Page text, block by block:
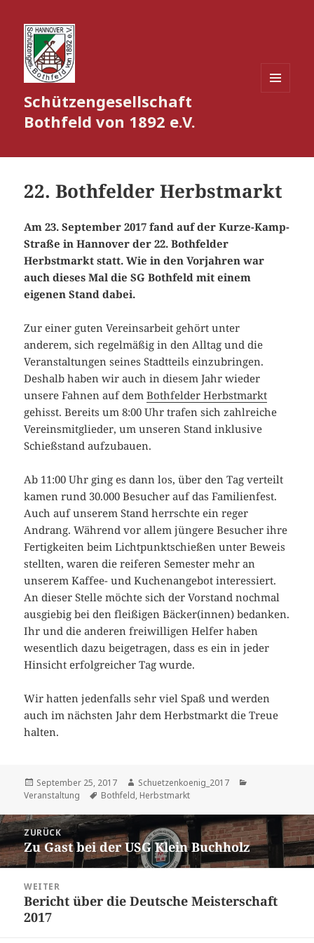
Schützengesellschaft
Bothfeld von 1892 e.V.
22. Bothfelder Herbstmarkt
Am 23. September 2017 fand auf der Kurze-Kamp-
Straße in Hannover der 22. Bothfelder
Herbstmarkt statt. Wie in den Vorjahren war
auch dieses Mal die SG Bothfeld mit einem
eigenen Stand dabei.
Zur einer guten Vereinsarbeit gehört unter
anderem, sich regelmäßig in den Alltag und die
Veranstaltungen seines Stadtteils einzubringen.
Deshalb haben wir auch in diesem Jahr wieder
unsere Fahnen auf demBothfelder Herbstmarkt
gehisst. Bereits um 8:00 Uhr trafen sich zahlreiche
Vereinsmitglieder, um unseren Stand inklusive
Schießstand aufzubauen.
Ab 11:00 Uhr ging es dann los, über den Tag verteilt
kamen rund 30.000 Besucher auf das Familienfest.
Auch auf unserem Stand herrschte ein reger
Andrang. Während vor allem jüngere Besucher ihre
Fertigkeiten beim Lichtpunktschießen unter Beweis
stellten, waren die reiferen Semester mehr an
unserem Kaffee- und Kuchenangebot interessiert.
An dieser Stelle möchte sich der Vorstand nochmal
ausgiebig bei den fleißigen Bäcker(innen) bedanken.
Ihr und die anderen freiwilligen Helfer haben
wesentlich dazu beigetragen, dass es ein in jeder
Hinsicht erfolgreicher Tag wurde.
Wir hatten jedenfalls sehr viel Spaß und werden
auch im nächsten Jahr dem Herbstmarkt die Treue
halten.
Veröffentlicht
am
September 25, 2017 Autor
Schuetzenkoenig_2017
Veranstaltung
Schlagwörter
Bothfeld, Herbstmarkt
Beitragsnavigation
ZURÜCK
Vorheriger
Beitrag:
Zu Gast bei der USG Klein Buchholz
WEITER
Nächster
Beitrag:
Bericht über die Deutsche Meisterschaft
2017